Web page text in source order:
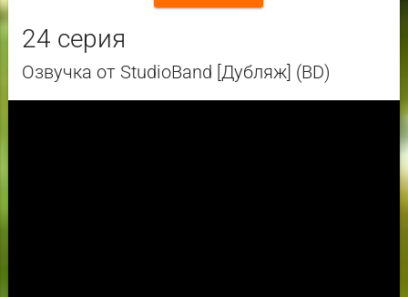
24 серия
Озвучка от StudioBand [Дубляж] (BD)